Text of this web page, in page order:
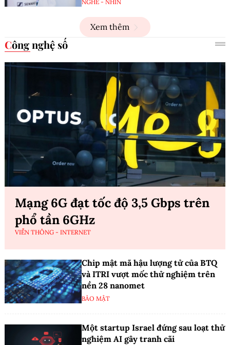
NGHE - NHÌN
Xem thêm
Công nghệ số
Mạng 6G đạt tốc độ 3,5 Gbps trên
phổ tần 6GHz
VIỄN THÔNG - INTERNET
Chip mật mã hậu lượng tử của BTQ
và ITRI vượt mốc thử nghiệm trên
nền 28 nanomet
BẢO MẬT
Một startup Israel đứng sau loạt thử
nghiệm AI gây tranh cãi